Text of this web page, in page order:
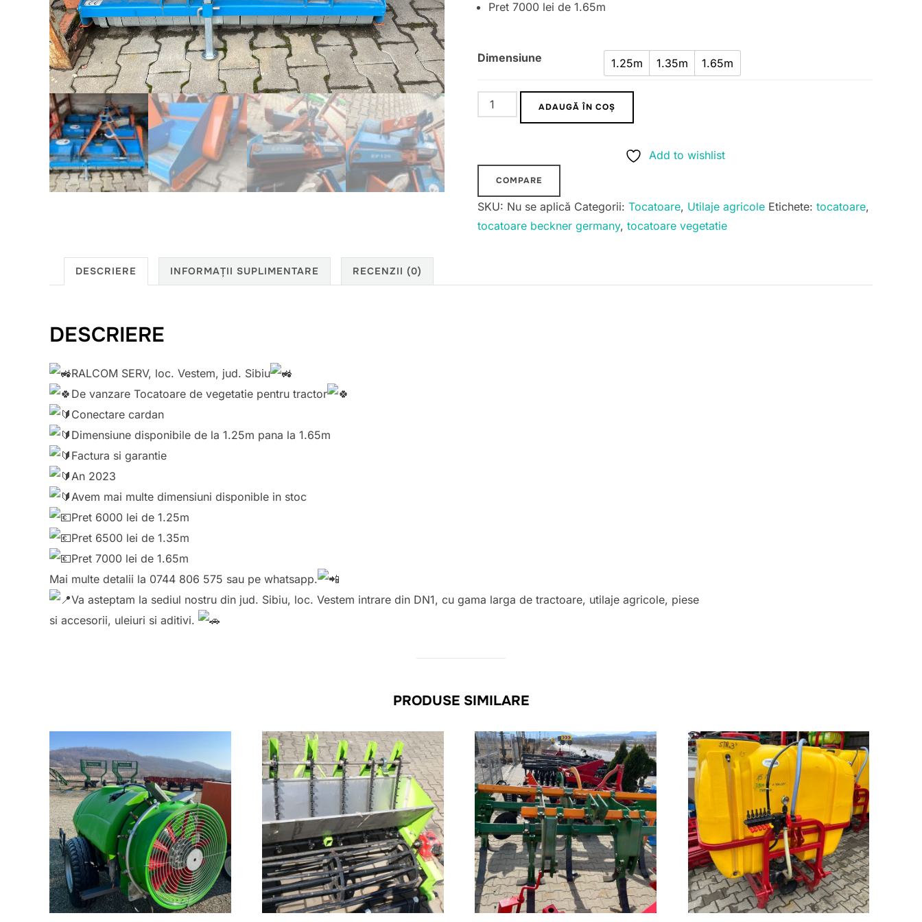
Pret 7000 lei de 1.65m
Dimensiune 1.25m 1.35m 1.65m
Cantitate
Tocatoare
Beckner
Germany
ADAUGĂ ÎN COȘ
Add to wishlist
COMPARE
SKU: Nu se aplică Categorii: Tocatoare, Utilaje agricole Etichete: tocatoare,
tocatoare beckner germany, tocatoare vegetatie
DESCRIERE INFORMAȚII SUPLIMENTARE RECENZII (0)
DESCRIERE
RALCOM SERV, loc. Vestem, jud. Sibiu
De vanzare Tocatoare de vegetatie pentru tractor
Conectare cardan
Dimensiune disponibile de la 1.25m pana la 1.65m
Factura si garantie
An 2023
Avem mai multe dimensiuni disponible in stoc
Pret 6000 lei de 1.25m
Pret 6500 lei de 1.35m
Pret 7000 lei de 1.65m
Mai multe detalii la 0744 806 575 sau pe whatsapp.
Va asteptam la sediul nostru din jud. Sibiu, loc. Vestem intrare din DN1, cu gama larga de tractoare, utilaje agricole, piese
si accesorii, uleiuri si aditivi.
PRODUSE SIMILARE